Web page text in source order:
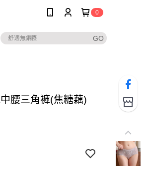
0
腰三角褲(焦糖藕)